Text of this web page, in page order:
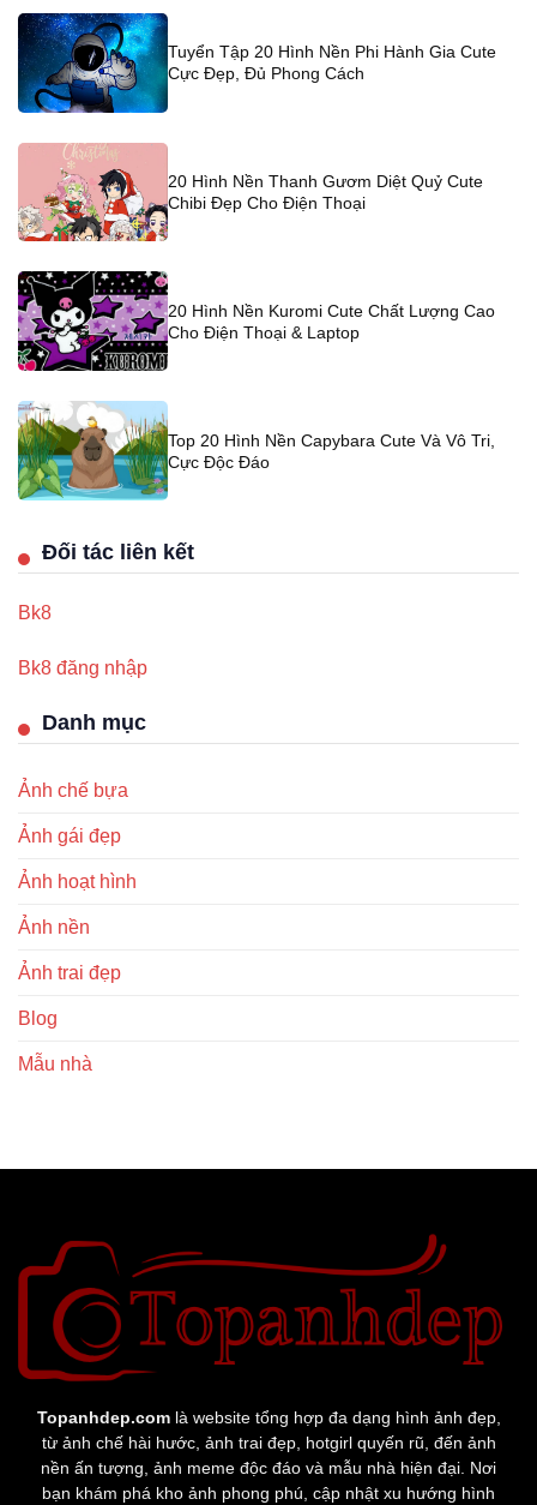
Tuyển Tập 20 Hình Nền Phi Hành Gia Cute
Cực Đẹp, Đủ Phong Cách
20 Hình Nền Thanh Gươm Diệt Quỷ Cute
Chibi Đẹp Cho Điện Thoại
20 Hình Nền Kuromi Cute Chất Lượng Cao
Cho Điện Thoại & Laptop
Top 20 Hình Nền Capybara Cute Và Vô Tri,
Cực Độc Đáo
Đối tác liên kết
Bk8
Bk8 đăng nhập
Danh mục
Ảnh chế bựa
Ảnh gái đẹp
Ảnh hoạt hình
Ảnh nền
Ảnh trai đẹp
Blog
Mẫu nhà
Topanhdep.comlà website tổng hợp đa dạng hình ảnh đẹp,
từ ảnh chế hài hước, ảnh trai đẹp, hotgirl quyến rũ, đến ảnh
nền ấn tượng, ảnh meme độc đáo và mẫu nhà hiện đại. Nơi
bạn khám phá kho ảnh phong phú, cập nhật xu hướng hình